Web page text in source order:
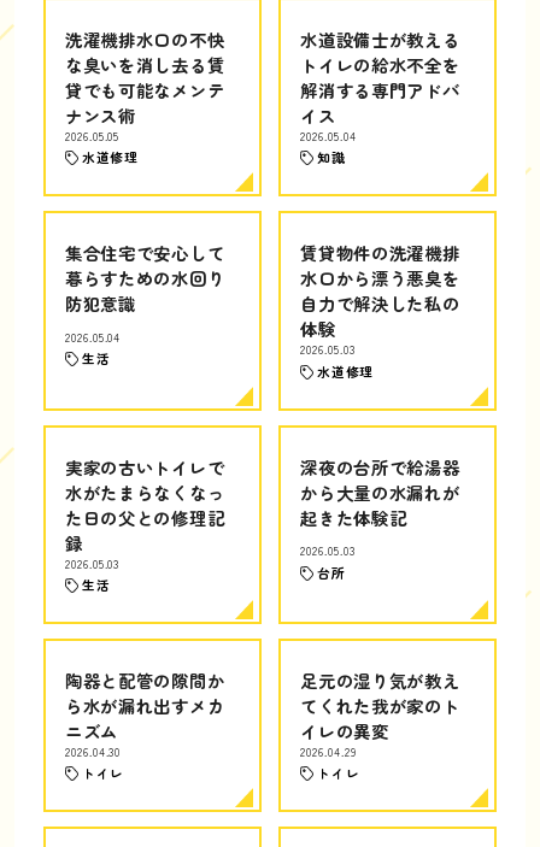
洗濯機排水口の不快
な臭いを消し去る賃
貸でも可能なメンテ
ナンス術
2026.05.05
水道修理
水道設備士が教える
トイレの給水不全を
解消する専門アドバ
イス
2026.05.04
知識
集合住宅で安心して
暮らすための水回り
防犯意識
2026.05.04
生活
賃貸物件の洗濯機排
水口から漂う悪臭を
自力で解決した私の
体験
2026.05.03
水道修理
実家の古いトイレで
水がたまらなくなっ
た日の父との修理記
録
2026.05.03
生活
深夜の台所で給湯器
から大量の水漏れが
起きた体験記
2026.05.03
台所
陶器と配管の隙間か
ら水が漏れ出すメカ
ニズム
2026.04.30
トイレ
足元の湿り気が教え
てくれた我が家のト
イレの異変
2026.04.29
トイレ